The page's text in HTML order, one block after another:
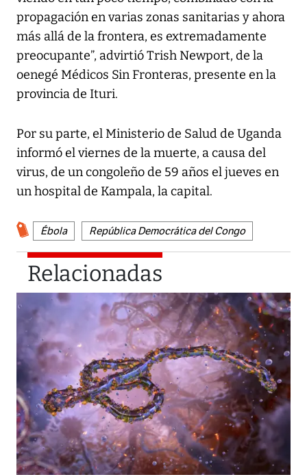
propagación en varias zonas sanitarias y ahora
más allá de la frontera, es extremadamente
preocupante”, advirtió Trish Newport, de la
oenegé Médicos Sin Fronteras, presente en la
provincia de Ituri.
Por su parte, el Ministerio de Salud de Uganda
informó el viernes de la muerte, a causa del
virus, de un congoleño de 59 años el jueves en
un hospital de Kampala, la capital.
Ébola República Democrática del Congo
Relacionadas